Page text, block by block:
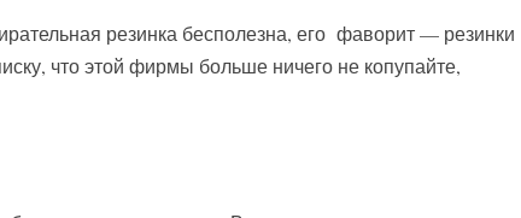
резинка бесполезна, его фаворит — резинки
что этой фирмы больше ничего не копупайте,